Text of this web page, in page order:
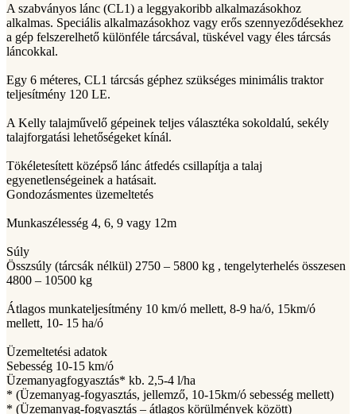
A szabványos lánc (CL1) a leggyakoribb alkalmazásokhoz
alkalmas. Speciális alkalmazásokhoz vagy erős szennyeződésekhez
a gép felszerelhető különféle tárcsával, tüskével vagy éles tárcsás
láncokkal.
Egy 6 méteres, CL1 tárcsás géphez szükséges minimális traktor
teljesítmény 120 LE.
A Kelly talajművelő gépeinek teljes választéka sokoldalú, sekély
talajforgatási lehetőségeket kínál.
Tökéletesített középső lánc átfedés csillapítja a talaj
egyenetlenségeinek a hatásait.
Gondozásmentes üzemeltetés
Munkaszélesség 4, 6, 9 vagy 12m
Súly
Összsúly (tárcsák nélkül) 2750 – 5800 kg , tengelyterhelés összesen
4800 – 10500 kg
Átlagos munkateljesítmény 10 km/ó mellett, 8-9 ha/ó, 15km/ó
mellett, 10- 15 ha/ó
Üzemeltetési adatok
Sebesség 10-15 km/ó
Üzemanyagfogyasztás* kb. 2,5-4 l/ha
* (Üzemanyag-fogyasztás, jellemző, 10-15km/ó sebesség mellett)
* (Üzemanyag-fogyasztás – átlagos körülmények között)